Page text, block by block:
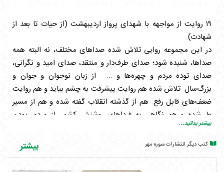
۱۹ روایت از مواجهه با شهدای پرواز اردیبهشت (از حیات تا بعد از
شهادت).
در این مجموعه روایی تلاش شده صداهای مختلف، نه البته همه
صداها، شنیده شود؛ صدای طرف‌دار و منتقد، صدای امید و نگرانی،
صدای توده مردم و چهره‌ها و … . از زبان نوجوان و جوان و
بزرگ‌سال. تلاش شده هم روایت پیشرفت به چشم بیاید و هم روایت
ضعف‌های قابل رفع. هم از گذشته انقلاب گفته شده و هم از مسیر
طی‌شده و هم نگاهی به فرداهای روشنش کشور. از مردمی‌بودن
انقلاب، از اقتدارش، از قائم به فرد نبودن مکتب، از زیبایی شهادت، از
وحدت و … .
در یک کلام، به تماشا نمی‌شود ادای دین قلم‌هایی است نوپا به
بیشتر بدانید...
کتب دیگر انتشارات سوره مهر بیشتر